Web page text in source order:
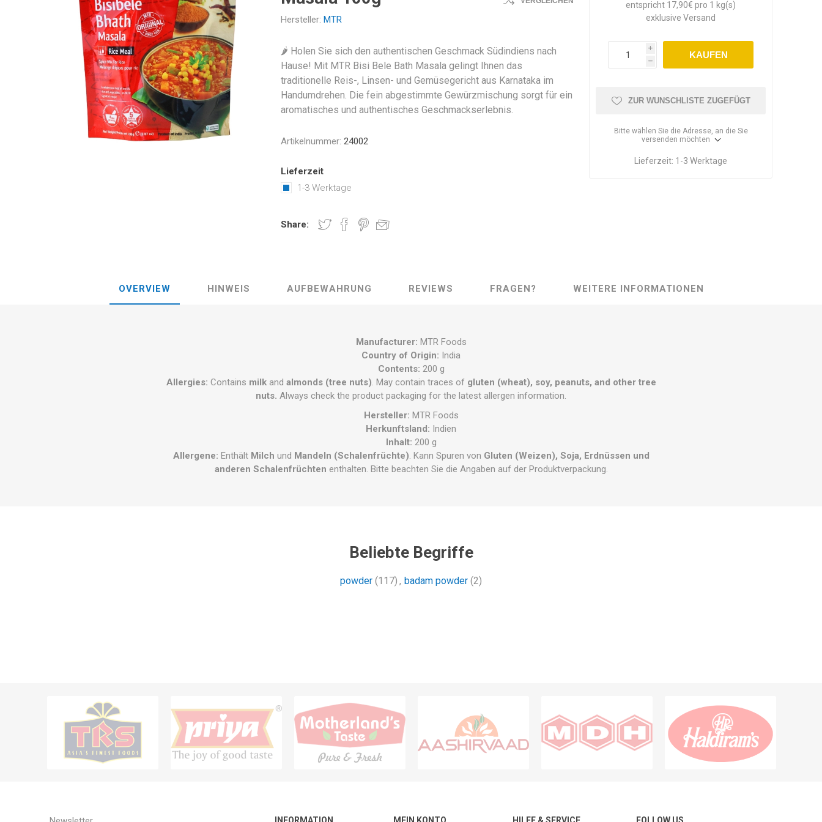
Hersteller: MTR
🌶️ Holen Sie sich den authentischen Geschmack Südindiens nach
Hause! Mit MTR Bisi Bele Bath Masala gelingt Ihnen das
traditionelle Reis-, Linsen- und Gemüsegericht aus Karnataka im
Handumdrehen. Die fein abgestimmte Gewürzmischung sorgt für ein
aromatisches und authentisches Geschmackserlebnis.
Artikelnummer: 24002
Lieferzeit
1-3 Werktage
Share:
entspricht 17,90€ pro 1 kg(s)
exklusiveVersand
i
h
KAUFEN
ZUR WUNSCHLISTE ZUGEFÜGT
Bitte wählen Sie die Adresse, an die Sie
versenden möchten
Lieferzeit: 1-3 Werktage
OVERVIEW HINWEIS AUFBEWAHRUNG REVIEWS FRAGEN? WEITERE INFORMATIONEN
Manufacturer: MTR Foods
Country of Origin: India
Contents: 200 g
Allergies: Contains milkand almonds (tree nuts). May contain traces of gluten (wheat), soy, peanuts, and other tree
nuts. Always check the product packaging for the latest allergen information.
Hersteller: MTR Foods
Herkunftsland: Indien
Inhalt: 200 g
Allergene: Enthält Milch und Mandeln (Schalenfrüchte). Kann Spuren von Gluten (Weizen), Soja, Erdnüssen und
anderen Schalenfrüchten enthalten. Bitte beachten Sie die Angaben auf der Produktverpackung.
Beliebte Begriffe
powder (117) , badam powder (2)